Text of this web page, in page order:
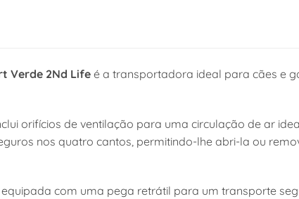
Verde 2Nd Life é a transportadora ideal para cães e
orifícios de ventilação para uma circulação de ar
nos quatro cantos, permitindo-lhe abri-la ou
com uma pega retrátil para um transporte